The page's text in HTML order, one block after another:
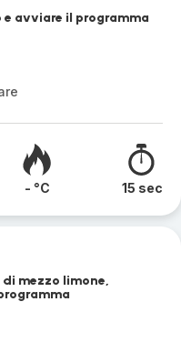
avviare il programma
- °C 15 sec
mezzo limone,